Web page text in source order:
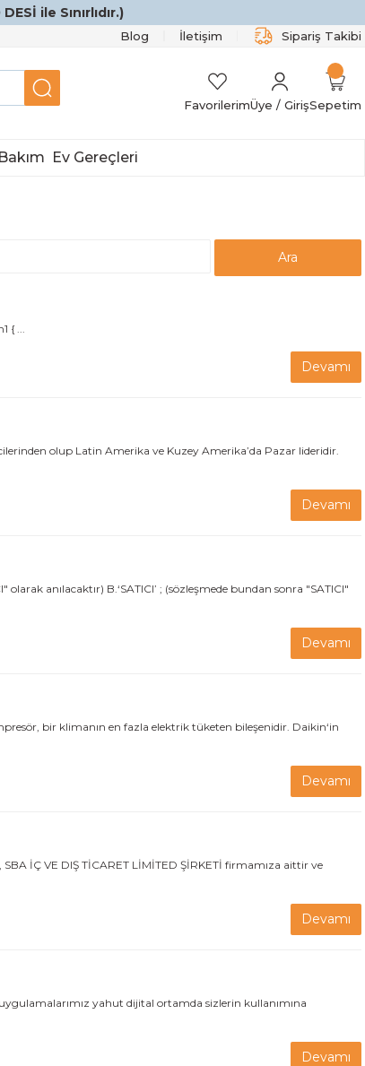
ile Sınırlıdır.)
Blog İletişim Sipariş Takibi
FavorilerimÜye / GirişSepetim
Ev Gereçleri
...
Devamı
olup Latin Amerika ve Kuzey Amerika’da Pazar lideridir.
Devamı
anılacaktır) B.‘SATICI’ ; (sözleşmede bundan sonra "SATICI"
Devamı
bir klimanın en fazla elektrik tüketen bileşenidir. Daikin‘in
Devamı
İÇ VE DIŞ TİCARET LİMİTED ŞİRKETİ firmamıza aittir ve
Devamı
yahut dijital ortamda sizlerin kullanımına
Devamı